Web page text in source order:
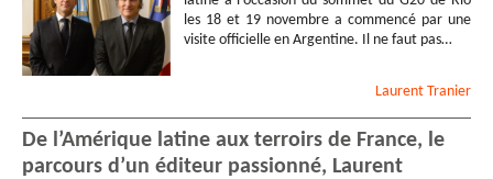
les 18 et 19 novembre a commencé par une
visite officielle en Argentine. Il ne faut pas…
Laurent Tranier
De l’Amérique latine aux terroirs de France, le
parcours d’un éditeur passionné, Laurent